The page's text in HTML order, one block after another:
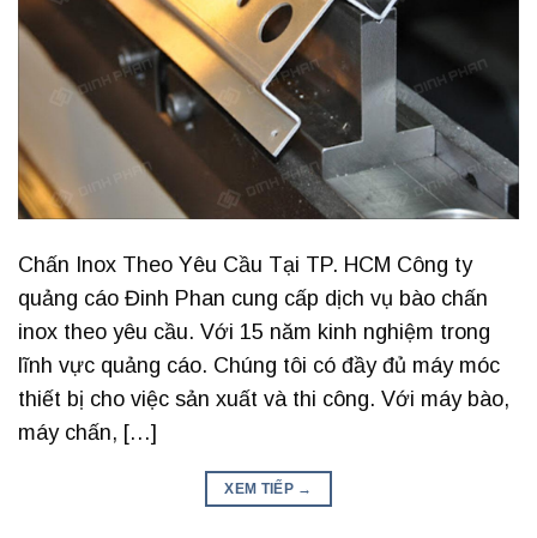
Chấn Inox Theo Yêu Cầu Tại TP. HCM Công ty
quảng cáo Đinh Phan cung cấp dịch vụ bào chấn
inox theo yêu cầu. Với 15 năm kinh nghiệm trong
lĩnh vực quảng cáo. Chúng tôi có đầy đủ máy móc
thiết bị cho việc sản xuất và thi công. Với máy bào,
máy chấn, […]
XEM TIẾP →